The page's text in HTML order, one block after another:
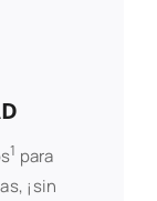
1 para
¡sin